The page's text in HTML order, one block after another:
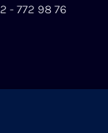
- 772 98 76